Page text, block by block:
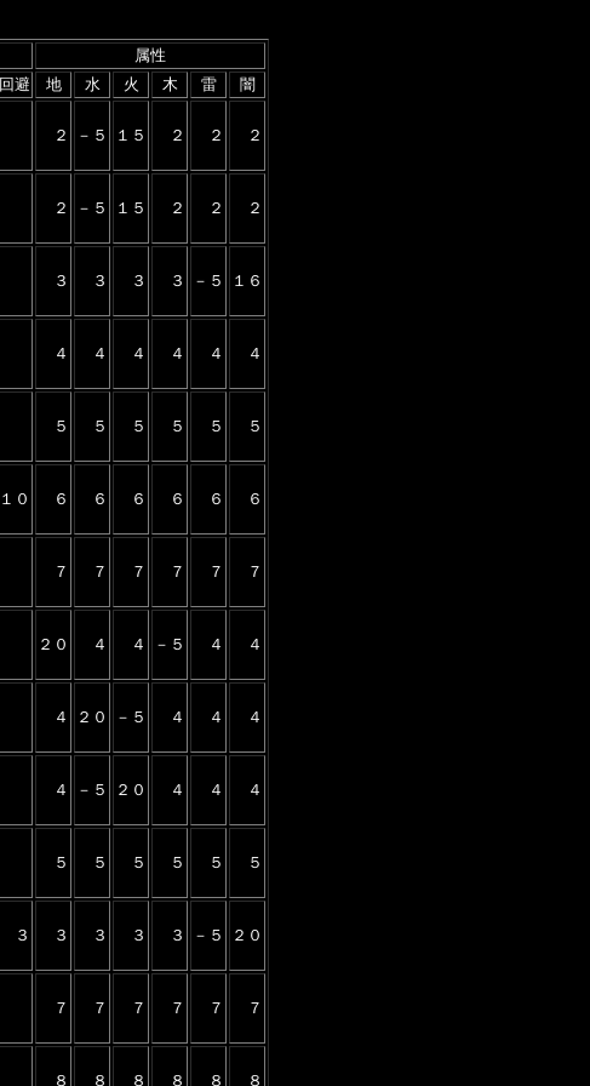
属性
回避 地 水 火 木 雷 闇
２ －５ １５ ２ ２ ２
２ －５ １５ ２ ２ ２
３ ３ ３ ３ －５ １６
４ ４ ４ ４ ４ ４
５ ５ ５ ５ ５ ５
１０ ６ ６ ６ ６ ６ ６
７ ７ ７ ７ ７ ７
２０ ４ ４ －５ ４ ４
４ ２０ －５ ４ ４ ４
４ －５ ２０ ４ ４ ４
５ ５ ５ ５ ５ ５
３ ３ ３ ３ ３ －５ ２０
７ ７ ７ ７ ７ ７
８ ８ ８ ８ ８ ８